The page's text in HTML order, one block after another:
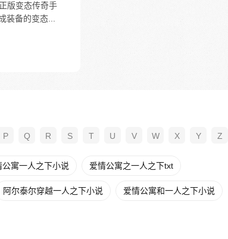
版变态传奇手
装备的变态...
P Q R S T U V W X Y Z
公寓一人之下小说 爱情公寓之一人之下txt
阿尔泰尔穿越一人之下小说 爱情公寓和一人之下小说